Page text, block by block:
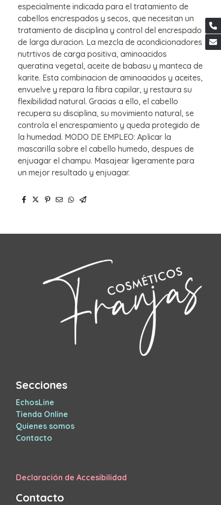
especialmente indicada para el tratamiento de
cabellos encrespados y secos, que necesitan un
tratamiento de disciplina y control del encrespado
de larga duracion. La mezcla de acondicionadores
nutrtivos de carga positiva, aminoacidos
queratina vegetal, aceite de babasu y manteca de
karite. Esta combinacion de aminoacidos y aceites,
envuelve y repara la fibra capilar, y restaura su
flexibilidad natural. Gracias a ello, el cabello
recupera su disciplina, su movimiento natural, se
controla el encrespamiento y queda protegido de
la humedad. MODO DE EMPLEO: Aplicar la
mascarilla sobre el cabello humedo, despues de
enjuagar el champu. Masajear ligeramente para
un mejor resultado y enjuagar.
Secciones
EchosLine
Tienda Online
Quienes somos
Contacto
Declaración de Accesibilidad
Contacto